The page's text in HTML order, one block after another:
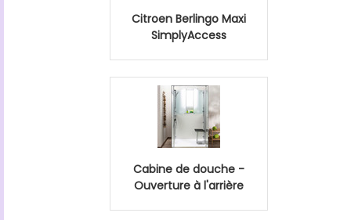
Citroen Berlingo Maxi
SimplyAccess
Cabine de douche -
Ouverture à l'arrière